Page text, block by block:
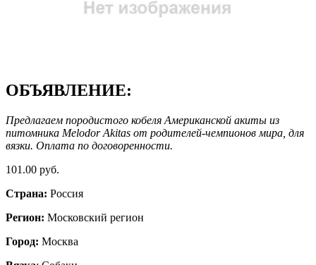
ОБЪЯВЛЕНИЕ:
Предлагаем породистого кобеля Американской акиты из
питомника Melodor Akitas от родителей-чемпионов мира, для
вязки. Оплата по договоренности.
101.00 руб.
Страна: Россия
Регион: Московский регион
Город: Москва